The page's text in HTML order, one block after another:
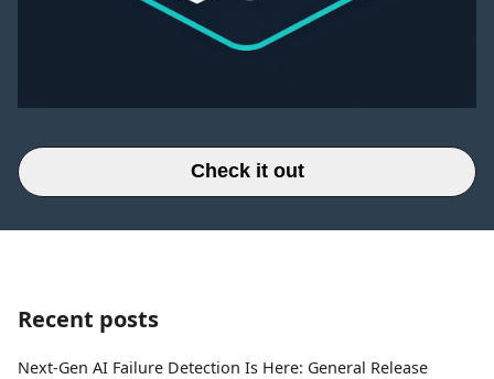
Check it out
Recent posts
Next-Gen AI Failure Detection Is Here: General Release